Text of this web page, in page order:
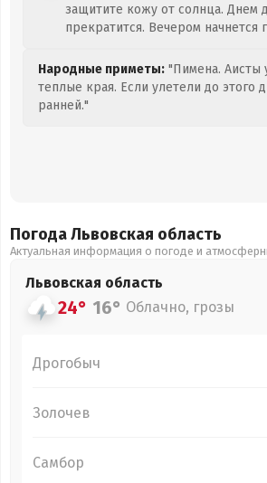
защитите кожу от солнца. Днем
прекратится. Вечером начнется
Народные приметы: "Пимена. Аисты
теплые края. Если улетели до этого
ранней."
Погода Львовская область
Актуальная информация о погоде и
Львовская область
24° 16° Облачно, грозы
Дрогобыч
Золочев
Самбор